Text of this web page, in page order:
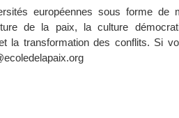
européennes sous forme de
de la paix, la culture
la transformation des conflits. Si